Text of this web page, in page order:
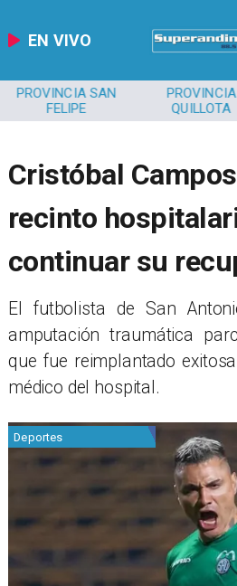
EN VIVO
PROVINCIA SAN
FELIPE
PROVINCIA
QUILLOTA
Cristóbal
recinto
continuar su
El futbolista de San
amputación traumática
que fue reimplantado
médico del hospital.
Deportes